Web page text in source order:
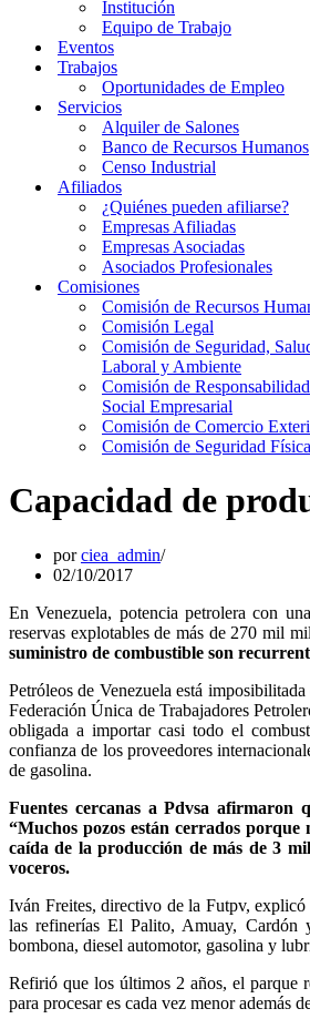
Institución
Equipo de Trabajo
Eventos
Trabajos
Oportunidades de Empleo
Servicios
Alquiler de Salones
Banco de Recursos Humanos
Censo Industrial
Afiliados
¿Quiénes pueden afiliarse?
Empresas Afiliadas
Empresas Asociadas
Asociados Profesionales
Comisiones
Comisión de Recursos
Comisión Legal
Comisión de Seguridad,
Laboral y Ambiente
Comisión de Responsabilidad
Social Empresarial
Comisión de Comercio
Comisión de Seguridad Física
Capacidad de
porciea_admin
02/10/2017
En Venezuela, potencia petrolera con
reservas explotables de más de 270 mil
suministro de combustible son
Petróleos de Venezuela está
Federación Única de Trabajadores
obligada a importar casi todo el
confianza de los proveedores
de gasolina.
Fuentes cercanas a Pdvsa afirmaron
“Muchos pozos están cerrados
caída de la producción de más de 3
voceros.
Iván Freites, directivo de la Futpv,
las refinerías El Palito, Amuay, Cardón
bombona, diesel automotor, gasolina y
Refirió que los últimos 2 años, el parque
para procesar es cada vez menor además